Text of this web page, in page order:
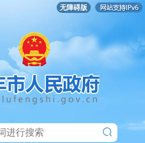
无障碍版